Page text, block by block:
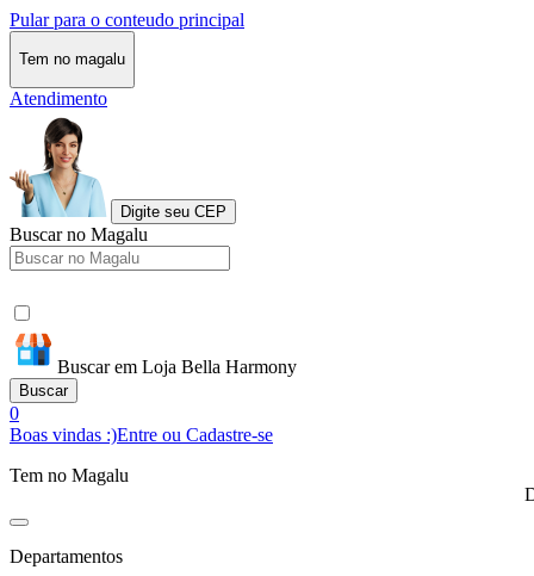
Pular para o conteudo principal
Tem no magalu
Atendimento
Digite seu CEP
Buscar no Magalu
Buscar em Loja Bella Harmony
Buscar
0
Boas vindas :)Entre ou Cadastre-se
Tem no Magalu
Departamentos